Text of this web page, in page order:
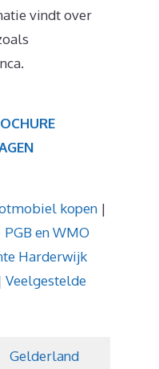
vindt over
kopen |
PGB en WMO
Harderwijk
Veelgestelde
Gelderland